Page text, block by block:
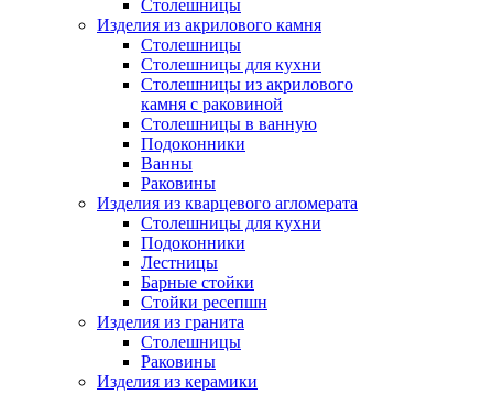
Столешницы
Изделия из акрилового камня
Столешницы
Столешницы для кухни
Столешницы из акрилового
камня с раковиной
Столешницы в ванную
Подоконники
Ванны
Раковины
Изделия из кварцевого агломерата
Столешницы для кухни
Подоконники
Лестницы
Барные стойки
Стойки ресепшн
Изделия из гранита
Столешницы
Раковины
Изделия из керамики